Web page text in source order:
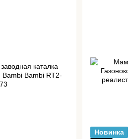
Новинка